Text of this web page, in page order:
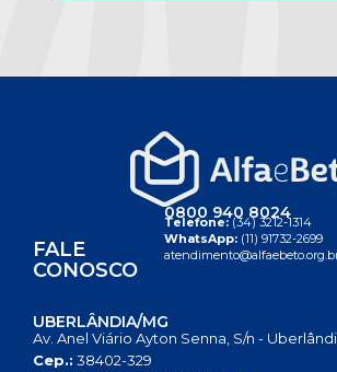
FALE
CONOSCO
0800 940 8024
Telefone:(34) 3212-1314
WhatsApp: (11) 91732-2699
UBERLÂNDIA/MG
Av. Anel Viário Ayton Senna, S/n -
Cep.: 38402-329